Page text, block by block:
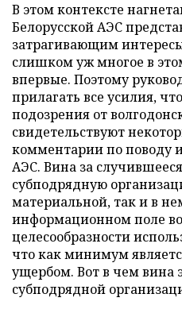
В этом контексте
Белорусской АЭС
затрагивающим
слишком уж многое в
впервые. Поэтому
прилагать все усилия,
подозрения от
свидетельствуют
комментарии по поводу
АЭС. Вина за
субподрядную
материальной, так и в
информационном поле
целесообразности
что как минимум
ущербом. Вот в чем вина
субподрядной